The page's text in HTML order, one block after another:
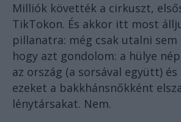
Milliók követték a cirkuszt,
TikTokon. És akkor itt most
pillanatra: még csak utalni
hogy azt gondolom: a hülye
az ország (a sorsával együtt)
ezeket a bakkhánsnőkként
lénytársakat. Nem.